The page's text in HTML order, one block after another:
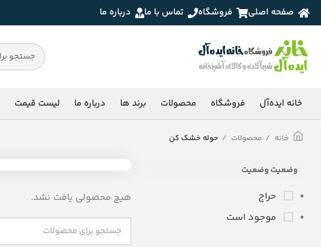
صفحه اصلی فروشگاه تماس با ما درباره ما
خانه ایده‌آل فروشگاه محصولات برند ها درباره ما لیست قیمت
خانه محصولات حوله خشک کن
وضعیت وضعیت
حراج
موجود است
هیچ محصولی یافت نشد.